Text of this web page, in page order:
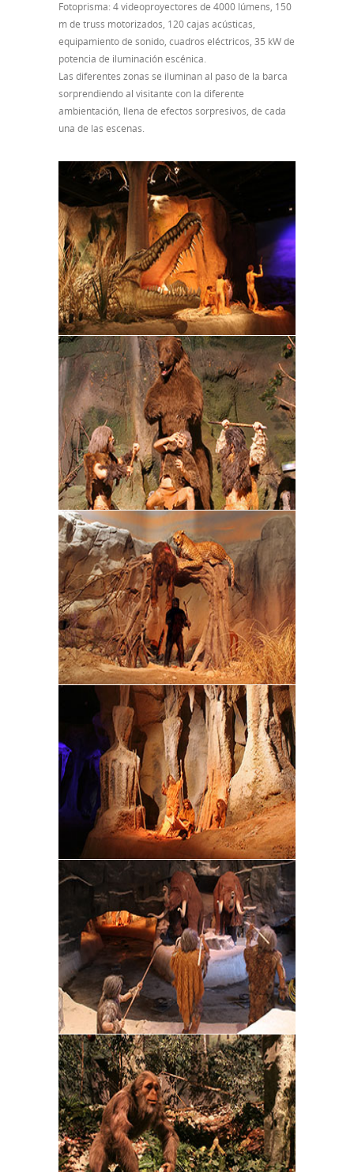
Fotoprisma: 4 videoproyectores de 4000 lúmens, 150
m de truss motorizados, 120 cajas acústicas,
equipamiento de sonido, cuadros eléctricos, 35 kW de
potencia de iluminación escénica.
Las diferentes zonas se iluminan al paso de la barca
sorprendiendo al visitante con la diferente
ambientación, llena de efectos sorpresivos, de cada
una de las escenas.